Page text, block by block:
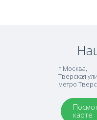
г.Москва,
Тверская
метро
карте